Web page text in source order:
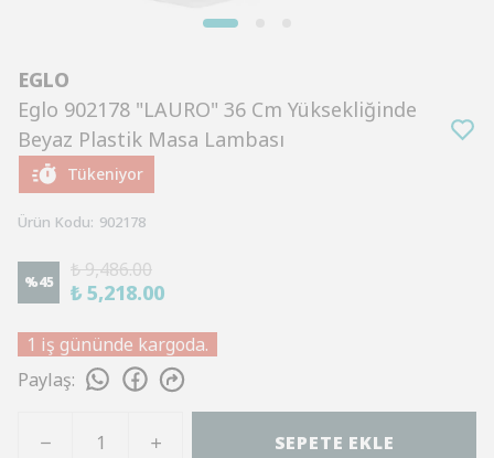
EGLO
Eglo 902178 "LAURO" 36 Cm Yüksekliğinde
Beyaz Plastik Masa Lambası
Tükeniyor
Ürün Kodu: 902178
%45
₺ 9,486.00
₺ 5,218.00
1 iş gününde kargoda.
Paylaş:
SEPETE EKLE